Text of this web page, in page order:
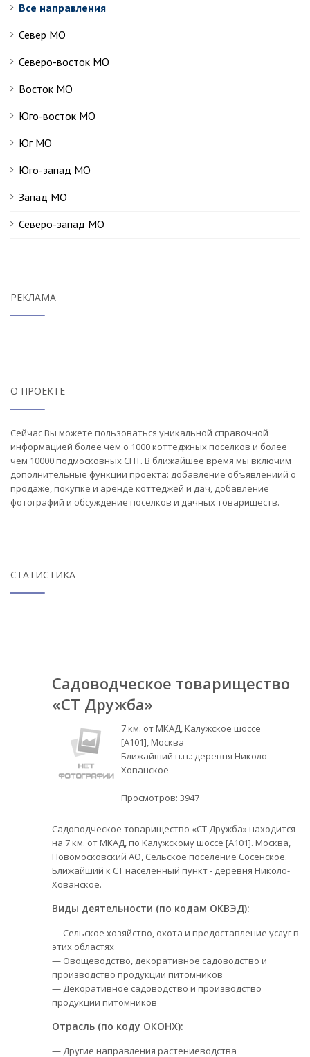
Все направления
Север МО
Северо-восток МО
Восток МО
Юго-восток МО
Юг МО
Юго-запад МО
Запад МО
Северо-запад МО
РЕКЛАМА
О ПРОЕКТЕ
Сейчас Вы можете пользоваться уникальной справочной
информацией более чем о 1000 коттеджных поселков и более
чем 10000 подмосковных СНТ. В ближайшее время мы включим
дополнительные функции проекта: добавление объявлениий о
продаже, покупке и аренде коттеджей и дач, добавление
фотографий и обсуждение поселков и дачных товариществ.
СТАТИСТИКА
Садоводческое товарищество
«СТ Дружба»
7 км. от МКАД, Калужское шоссе
[А101], Москва
Ближайший н.п.: деревня Николо-
Хованское
Просмотров: 3947
Садоводческое товарищество «СТ Дружба» находится
на 7 км. от МКАД, по Калужскому шоссе [А101]. Москва,
Новомосковский АО, Сельское поселение Сосенское.
Ближайший к СТ населенный пункт - деревня Николо-
Хованское.
Виды деятельности (по кодам ОКВЭД):
— Сельское хозяйство, охота и предоставление услуг в
этих областях
— Овощеводство, декоративное садоводство и
производство продукции питомников
— Декоративное садоводство и производство
продукции питомников
Отрасль (по коду ОКОНХ):
— Другие направления растениеводства